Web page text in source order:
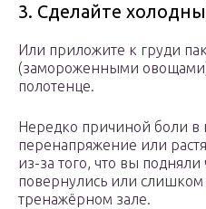
3. Сделайте
Или приложите к груди
(замороженными
полотенце.
Нередко причиной боли в
перенапряжение или
из-за того, что вы
повернулись или слишком
тренажёрном зале.